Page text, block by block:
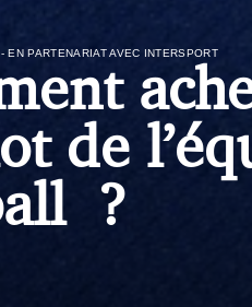
EN PARTENARIAT AVEC INTERSPORT
de
?